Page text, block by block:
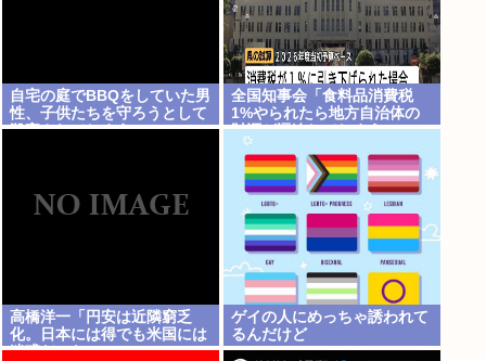
自宅の庭でBBQをしていた男
性、子供たちを守ろうとして
殺害されてしまう
全国知事会「食料品消費税
1%やられたら地方自治体の
財源が逼迫してしまう 」…こ
の流れ地方税増税するしかな
いよ、もう
高橋洋一「円安は近隣窮乏
化。日本には得でも米国には
迷惑だった」
ゲイの人にめっちゃ誘われて
るんだけど